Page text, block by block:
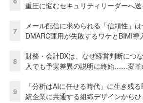
重圧に悩むセキュリティリーダーへ
7
メール配信に求められる「信頼性」
DMARC運用が失敗するワケとBIMI導
8
財務・会計DXは、なぜ経営判断に
入でも予実差異の説明に終始……変革
9
「分析はAIに任せる時代」に生き残
績企業に共通する組織デザインからひ